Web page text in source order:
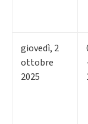
giovedì, 2
ottobre
2025